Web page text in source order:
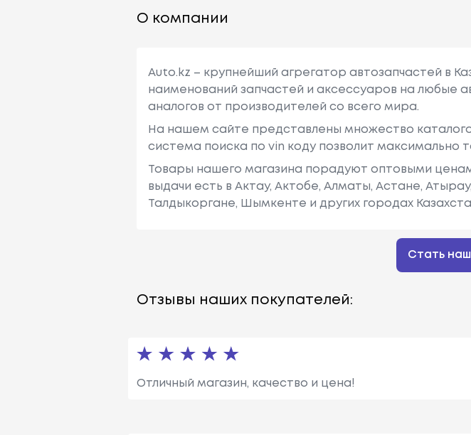
О компании
Auto.kz – крупнейший агрегатор автозапчастей в
наименований запчастей и аксессуаров на любые
аналогов от производителей со всего мира.
На нашем сайте представлены множество
система поиска по vin коду позволит максимально
Товары нашего магазина порадуют оптовыми
выдачи есть в Актау, Актобе, Алматы, Астане,
Талдыкоргане, Шымкенте и других городах
Стать
Отзывы наших покупателей:
Отличный магазин, качество и цена!